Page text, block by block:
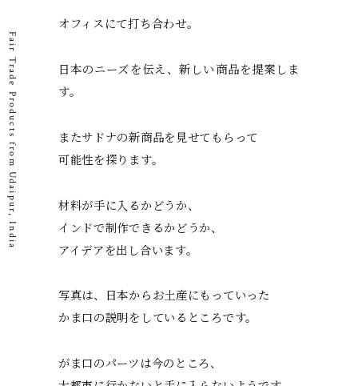
オフィスにて打ち合わせ。
日本のニーズを伝え、新しい商品を提案しま
す。
またサドナの新商品を見せてもらって
可能性を探ります。
材料が手に入るかどうか、
インドで制作できるかどうか、
アイデアを出し合います。
写真は、日本からお土産にもっていった
かま口の説明をしているところです。
がま口のパーツは今のところ、
Fair Trade Products from Udaipur, India